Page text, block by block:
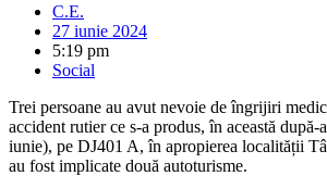
C.E.
27 iunie 2024
5:19 pm
Social
Trei persoane au avut nevoie de îngrijiri
accident rutier ce s-a produs, în această
iunie), pe DJ401 A, în apropierea localității
au fost implicate două autoturisme.